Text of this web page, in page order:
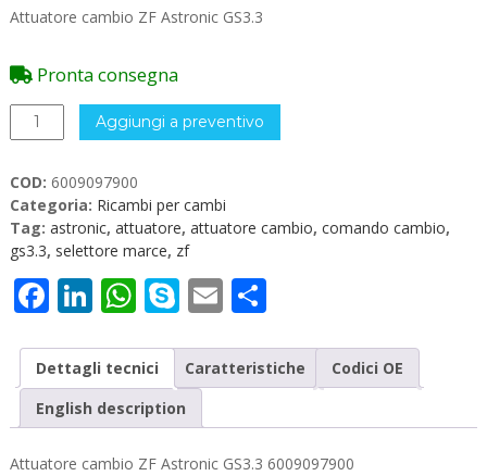
Attuatore cambio ZF Astronic GS3.3
Pronta consegna
Attuatore
cambio
Astronic
GS3.3
quantità
Aggiungi a preventivo
COD: 6009097900
Categoria: Ricambi per cambi
Tag: astronic, attuatore, attuatore cambio, comando cambio,
gs3.3, selettore marce, zf
Facebook
LinkedIn
WhatsApp
Skype
EmailCondividi
Dettagli tecnici Caratteristiche
Codici OE
English description
Attuatore cambio ZF Astronic GS3.3 6009097900